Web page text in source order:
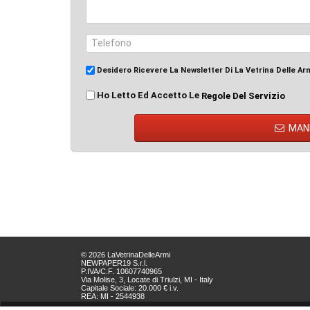
Desidero Ricevere La Newsletter Di La Vetrina Delle
Ho Letto Ed Accetto Le Regole Del Servizio
© 2026 LaVetrinaDelleArmi
NEWPAPER19 S.r.l.
P.IVA/C.F. 10607740965
Via Molise, 3, Locate di Triulzi, MI - Italy
Capitale Sociale: 20.000 € i.v.
REA: MI - 2544938